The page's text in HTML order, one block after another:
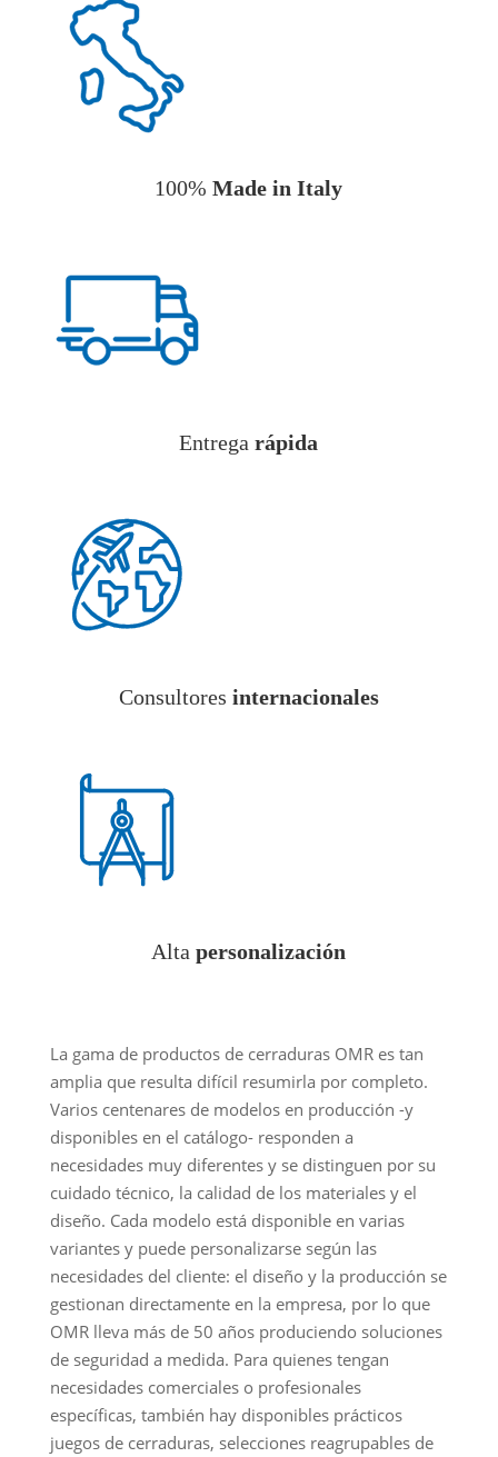
100%Made in Italy
Entregarápida
Consultores internacionales
Altapersonalización
La gama de productos de cerraduras OMR es tan
amplia que resulta difícil resumirla por completo.
Varios centenares de modelos en producción -y
disponibles en el catálogo- responden a
necesidades muy diferentes y se distinguen por su
cuidado técnico, la calidad de los materiales y el
diseño. Cada modelo está disponible en varias
variantes y puede personalizarse según las
necesidades del cliente: el diseño y la producción se
gestionan directamente en la empresa, por lo que
OMR lleva más de 50 años produciendo soluciones
de seguridad a medida. Para quienes tengan
necesidades comerciales o profesionales
específicas, también hay disponibles prácticos
juegos de cerraduras, selecciones reagrupables de